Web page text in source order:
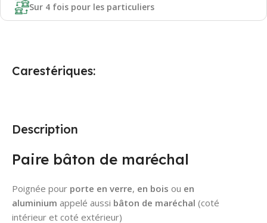
Sur 4 fois pour les particuliers
Description
Paire bâton de maréchal
Poignée pour porte en verre, en bois ou en
aluminium appelé aussi bâton de maréchal (coté
intérieur et coté extérieur)
Carestériques: